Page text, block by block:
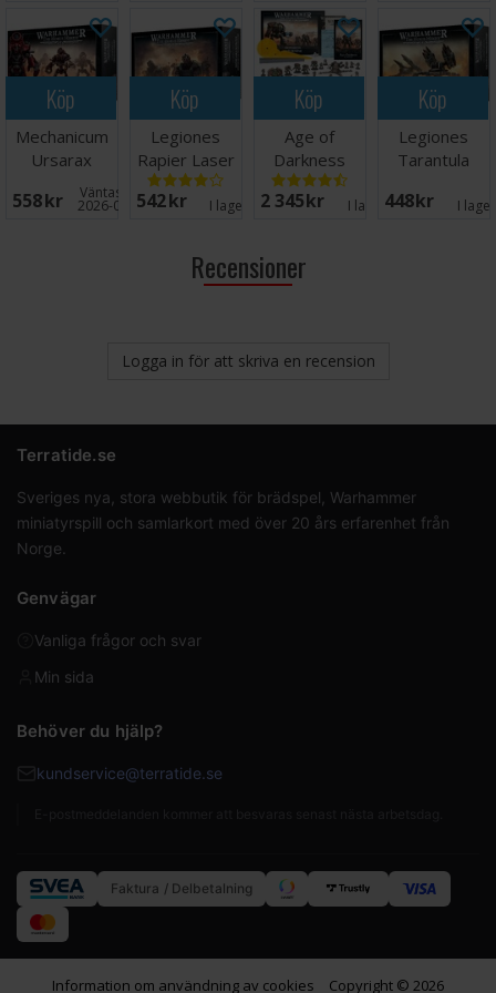
Köp
Mechanicum
Ursarax
Cohort
558 SEK Väntas in:
2026-08-21
Köp
Legiones
Rapier Laser
Destroyer
542 SEK I lager: 1
Köp
Age of
Darkness
Saturnine
2 345 SEK I lager:2
Köp
Legiones
Tarantula
Battery
448 SEK I
Recensioner
Logga in för att skriva en recension
Terratide.se
Sveriges nya, stora webbutik för brädspel, Warhammer
miniatyrspill och samlarkort med över 20 års erfarenhet från
Norge.
Genvägar
Vanliga frågor och svar
Min sida
Behöver du hjälp?
kundservice@terratide.se
Faktura / Delbetalning
Information om användning av cookies Copyright © 2026